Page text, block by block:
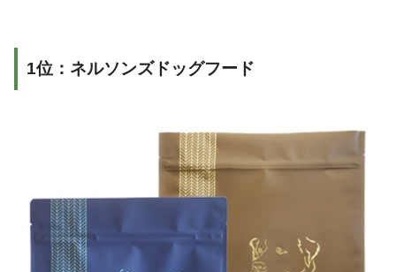
1位：ネルソンズドッグフード